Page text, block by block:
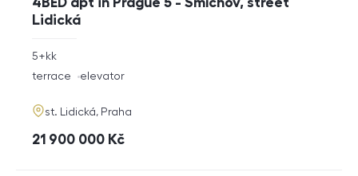
Lidická
rozměry
disposition
5+kk
funkce
terrace elevator
adresa
st. Lidická, Praha
cena
21 900 000 Kč